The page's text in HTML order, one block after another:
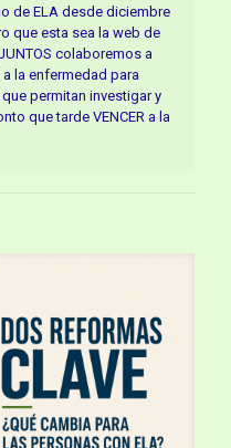
de ELA desde diciembre
que esta sea la web de
colaboremos a
la enfermedad para
permitan investigar y
que tarde VENCER a la